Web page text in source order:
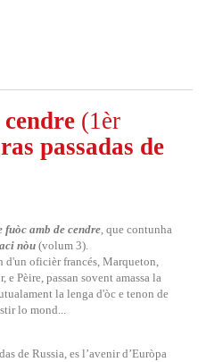
(1èr
passadas de
fuòc amb de cendre, que contunha
nòu (volum 3).
d'un oficièr francés, Marqueton,
Pèire, passan sovent amassa la
la lenga d'òc e tenon de
lo mond...
de Russia, es l’avenir d’Euròpa